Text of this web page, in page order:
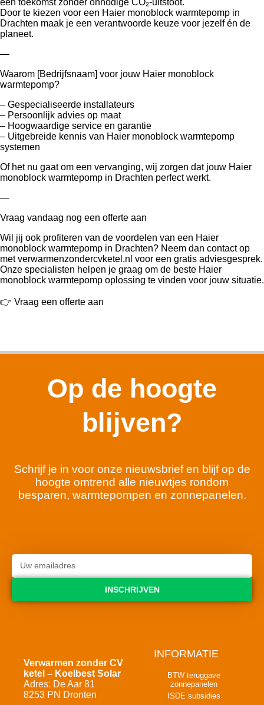
Door te kiezen voor een Haier monoblock warmtepomp in
Drachten maak je een verantwoorde keuze voor jezelf én de
planeet.
—
Waarom [Bedrijfsnaam] voor jouw Haier monoblock
warmtepomp?
– Gespecialiseerde installateurs
– Persoonlijk advies op maat
– Hoogwaardige service en garantie
– Uitgebreide kennis van Haier monoblock warmtepomp
systemen
Of het nu gaat om een vervanging, wij zorgen dat jouw Haier
monoblock warmtepomp in Drachten perfect werkt.
—
Vraag vandaag nog een offerte aan
Wil jij ook profiteren van de voordelen van een Haier
monoblock warmtepomp in Drachten? Neem dan contact op
met verwarmenzondercvketel.nl voor een gratis adviesgesprek.
Onze specialisten helpen je graag om de beste Haier
monoblock warmtepomp oplossing te vinden voor jouw situatie.
👉 Vraag een offerte aan
Op de hoogte
blijven?
Schrijf je in voor onze nieuwsbrief en blijf op de
hoogte omtrend alle nieuwtjes rondom
besparen, warmtepompen en zonnepanelen.
INSCHRIJVEN
Verwarmen zonder CV
ketel – Koelbest Solar
Adres: De Aar 81
8253 PN Dronten
INFORMATIE
BTW teruggave
zonnepanelen
ISDE subsidies